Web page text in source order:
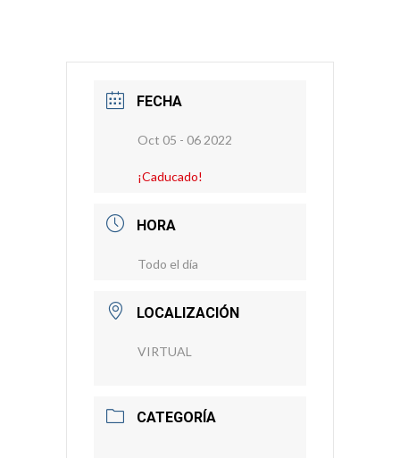
FECHA
Oct 05 - 06 2022
¡Caducado!
HORA
Todo el día
LOCALIZACIÓN
VIRTUAL
CATEGORÍA